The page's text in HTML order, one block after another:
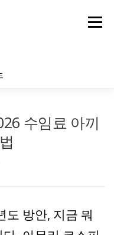
메뉴
수임료 아끼
도 방안, 지금 뭐